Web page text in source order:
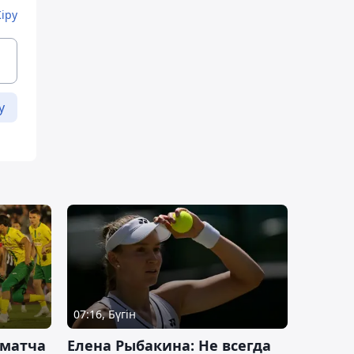
07:16, Бүгін
Елена Рыбакина: Не всегда